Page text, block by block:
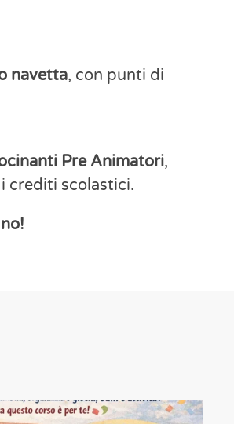
navetta, con punti di
Pre Animatori,
crediti scolastici.